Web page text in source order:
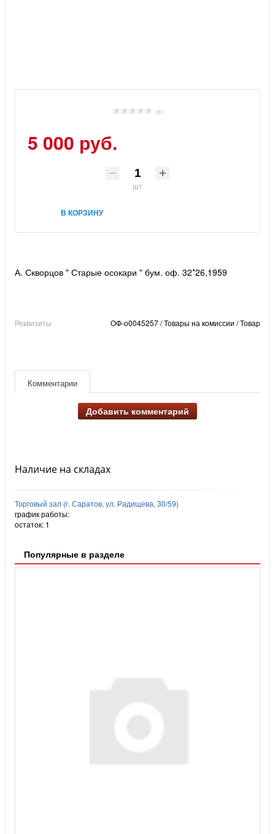
( 0 )
5 000 руб.
шт
В КОРЗИНУ
А. Скворцов " Старые осокари " бум. оф. 32*26,1959
Реквизиты ОФ-о0045257 / Товары на комиссии / Товар
Комментарии
Добавить комментарий
Наличие на складах
Торговый зал (г. Саратов, ул. Радищева, 30/59)
график работы:
остаток: 1
Популярные в разделе